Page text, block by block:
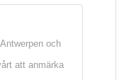
och
att anmärka